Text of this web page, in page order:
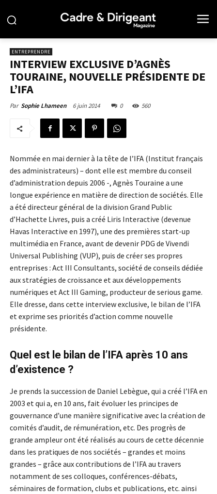
ENTREPRENDRE
INTERVIEW EXCLUSIVE D’AGNÈS
TOURAINE, NOUVELLE PRÉSIDENTE DE
L’IFA
Par Sophie Lhameen 6 juin 2014 0 560
Nommée en mai dernier à la tête de l’IFA (Institut français
des administrateurs) – dont elle est membre du conseil
d’administration depuis 2006 -, Agnès Touraine a une
longue expérience en matière de direction de sociétés. Elle
a été directeur général de la division Grand Public
d’Hachette Livres, puis a créé Liris Interactive (devenue
Havas Interactive en 1997), une des premières start-up
multimédia en France, avant de devenir PDG de Vivendi
Universal Publishing (VUP), puis de créer ses propres
entreprises : Act III Consultants, société de conseils dédiée
aux stratégies de croissance et aux développements
numériques et Act III Gaming, producteur de serious game.
Elle dresse, dans cette interview exclusive, le bilan de l’IFA
et exprime ses priorités d’action comme nouvelle
présidente.
Quel est le bilan de l’IFA après 10 ans
d’existence ?
Je prends la succession de Daniel Lebègue, qui a créé l’IFA en
2003 et qui a, en 10 ans, fait évoluer les principes de
gouvernance d’une manière significative avec la création de
comités d’audit, de rémunération, etc. Des progrès de
grande ampleur ont été réalisés au cours de cette décennie
dans les pratiques de nos sociétés – grandes et moins
grandes – grâce aux contributions de l’IFA au travers
notamment de ses colloques, conférences-débats,
séminaires de formation, clubs et publications, etc. ainsi